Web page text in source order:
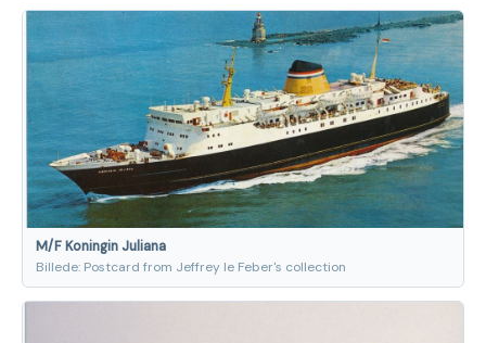
M/F Koningin Juliana
Billede: Postcard from Jeffrey le Feber's collection